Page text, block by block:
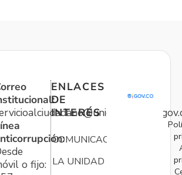
o fijo:
ENLACES
DE
INTERÉS
COMUNICACIONES
LA UNIDAD